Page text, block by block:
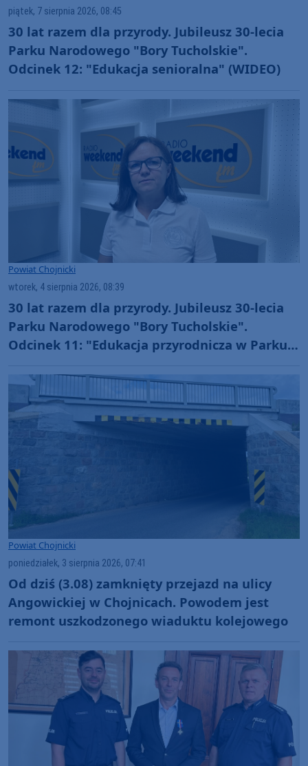
piątek, 7 sierpnia 2026, 08:45
30 lat razem dla przyrody. Jubileusz 30-lecia
Parku Narodowego "Bory Tucholskie".
Odcinek 12: "Edukacja senioralna" (WIDEO)
Powiat Chojnicki
wtorek, 4 sierpnia 2026, 08:39
30 lat razem dla przyrody. Jubileusz 30-lecia
Parku Narodowego "Bory Tucholskie".
Odcinek 11: "Edukacja przyrodnicza w Parku
Powiat Chojnicki
poniedziałek, 3 sierpnia 2026, 07:41
Od dziś (3.08) zamknięty przejazd na ulicy
Angowickiej w Chojnicach. Powodem jest
remont uszkodzonego wiaduktu kolejowego